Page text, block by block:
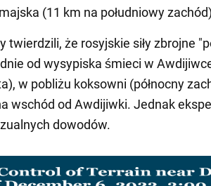
(11 km na południowy
twierdzili, że rosyjskie siły zbrojne
od wysypiska śmieci w
w pobliżu koksowni (północny
wschód od Awdijiwki. Jednak
dowodów.